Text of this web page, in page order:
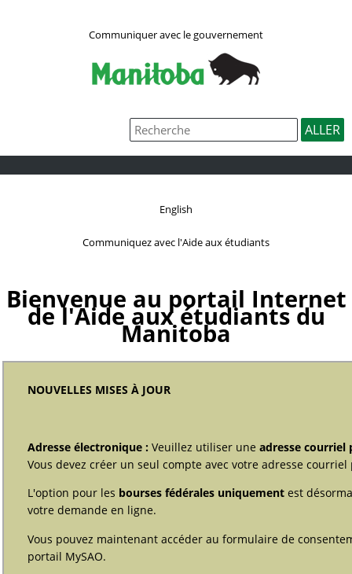
Communiquer avec le gouvernement
English
Communiquez avec l'Aide aux étudiants
Bienvenue au portail Internet
de l'Aide aux étudiants du
Manitoba
NOUVELLES MISES À JOUR
Adresse électronique : Veuillez utiliser une adresse courriel
Vous devez créer un seul compte avec votre adresse
L'option pour les bourses fédérales uniquement est
votre demande en ligne.
Vous pouvez maintenant accéder au formulaire de
portail MySAO.